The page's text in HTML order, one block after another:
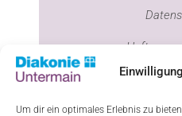
Um dir ein optimales Erlebnis zu
Cookie-